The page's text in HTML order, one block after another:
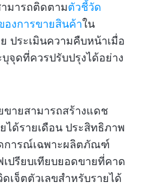
มารถติดตามตัวชี้วัด
องการขายสินค้าใน
ประเมินความคืบหน้าเมื่อ
จุดที่ควรปรับปรุงได้อย่าง
ขายสามารถสร้างแดช
ด้รายเดือน ประสิทธิภาพ
การณ์เฉพาะผลิตภัณฑ์
ปรียบเทียบยอดขายที่คาด
เจ็ตตัวเลขสำหรับรายได้